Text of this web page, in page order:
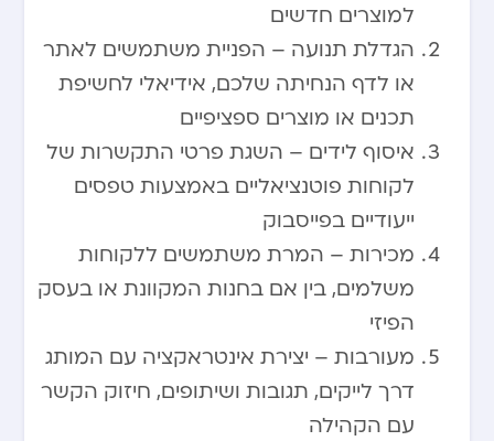
למוצרים חדשים
הגדלת תנועה – הפניית משתמשים לאתר
או לדף הנחיתה שלכם, אידיאלי לחשיפת
תכנים או מוצרים ספציפיים
איסוף לידים – השגת פרטי התקשרות של
לקוחות פוטנציאליים באמצעות טפסים
ייעודיים בפייסבוק
מכירות – המרת משתמשים ללקוחות
משלמים, בין אם בחנות המקוונת או בעסק
הפיזי
מעורבות – יצירת אינטראקציה עם המותג
דרך לייקים, תגובות ושיתופים, חיזוק הקשר
עם הקהילה